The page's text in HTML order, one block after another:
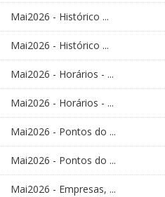
Mai2026 - Histórico ...
Mai2026 - Histórico ...
Mai2026 - Horários - ...
Mai2026 - Horários - ...
Mai2026 - Pontos do ...
Mai2026 - Pontos do ...
Mai2026 - Empresas, ...